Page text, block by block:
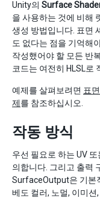
Unity의 Surface
을 사용하는 것에 비해
생성 방법입니다. 표면
도 없다는 점을 기억해
작성했어야 할 모든 반
코드는 여전히 HLSL로
예제를 살펴보려면 표
제를 참조하십시오.
작동 방식
우선 필요로 하는 UV
의합니다. 그리고 출력
SurfaceOutput은 기본
베도 컬러, 노멀, 이미션